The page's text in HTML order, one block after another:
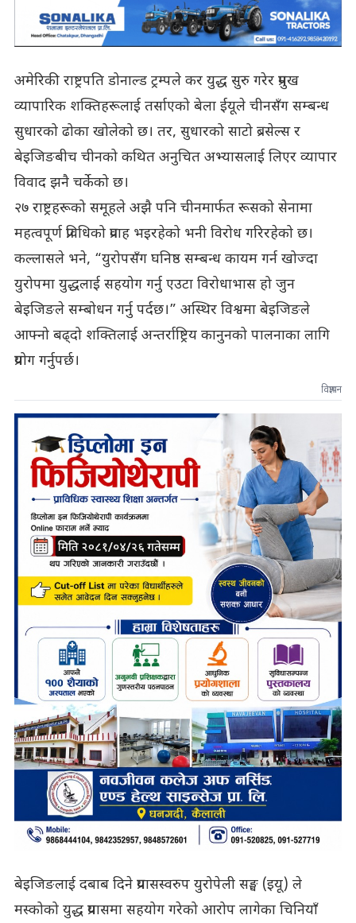
अमेरिकी राष्ट्रपति डोनाल्ड ट्रम्पले कर युद्ध सुरु गरेर प्रमुख
व्यापारिक शक्तिहरूलाई तर्साएको बेला ईयूले चीनसँग सम्बन्ध
सुधारको ढोका खोलेको छ। तर, सुधारको साटो ब्रसेल्स र
बेइजिङबीच चीनको कथित अनुचित अभ्यासलाई लिएर व्यापार
विवाद झनै चर्केको छ।
२७ राष्ट्रहरूको समूहले अझै पनि चीनमार्फत रूसको सेनामा
महत्वपूर्ण प्रविधिको प्रवाह भइरहेको भनी विरोध गरिरहेको छ।
कल्लासले भने, “युरोपसँग घनिष्ठ सम्बन्ध कायम गर्न खोज्दा
युरोपमा युद्धलाई सहयोग गर्नु एउटा विरोधाभास हो जुन
बेइजिङले सम्बोधन गर्नु पर्दछ।” अस्थिर विश्वमा बेइजिङले
आफ्नो बढ्दो शक्तिलाई अन्तर्राष्ट्रिय कानुनको पालनाका लागि
प्रयोग गर्नुपर्छ।
विज्ञापन
बेइजिङलाई दबाब दिने प्रयासस्वरुप युरोपेली सङ्घ (इयू) ले
मस्कोको युद्ध प्रयासमा सहयोग गरेको आरोप लागेका चिनियाँ